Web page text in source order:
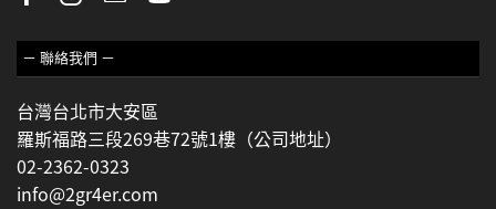
－ 聯絡我們 －
台灣台北市大安區
羅斯福路三段269巷72號1樓（公司地址）
02-2362-0323
info@2gr4er.com